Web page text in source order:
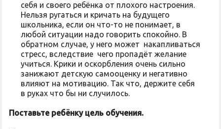
себя и своего ребёнка от плохого настроения.
Нельзя ругаться и кричать на будущего
школьника, если он что-то не понимает, в
любой ситуации надо говорить спокойно. В
обратном случае, у него может накапливаться
стресс, вследствие чего пропадёт желание
учиться. Крики и оскорбления очень сильно
занижают детскую самооценку и негативно
влияют на мотивацию. Так что, держите себя
в руках что бы ни случилось.
Поставьте ребёнку цель обучения.